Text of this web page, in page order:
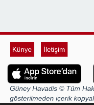
Künye İletişim
Güney Havadis © Tüm
gösterilmeden içerik